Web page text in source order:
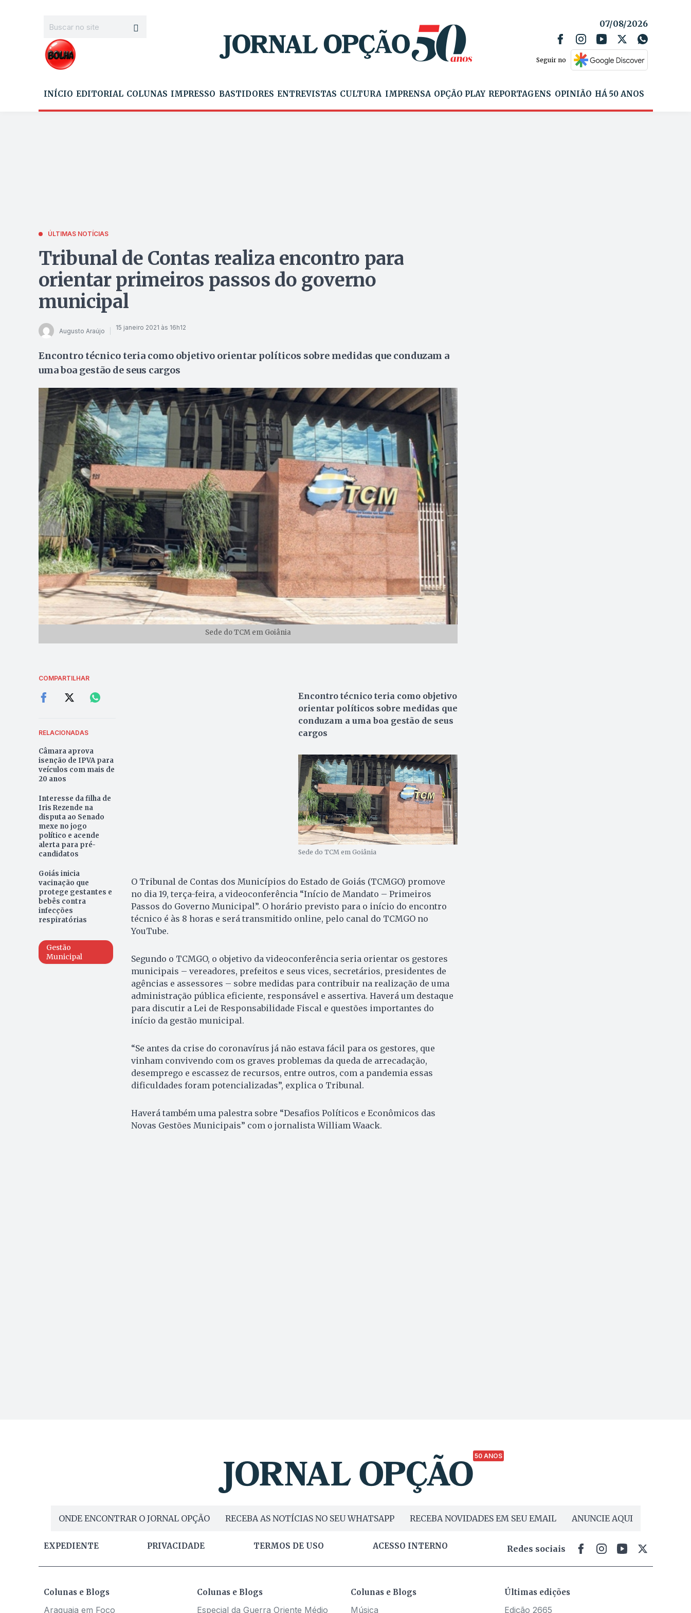
07/08/2026
Seguir no
INÍCIO EDITORIAL COLUNAS IMPRESSO BASTIDORES ENTREVISTAS CULTURA IMPRENSA OPÇÃO PLAY REPORTAGENS OPINIÃO HÁ 50 ANOS
ÚLTIMAS NOTÍCIAS
Tribunal de Contas realiza encontro para
orientar primeiros passos do governo
municipal
Augusto Araújo 15 janeiro 2021 às 16h12
Encontro técnico teria como objetivo orientar políticos sobre medidas que conduzam a
uma boa gestão de seus cargos
Sede do TCM em Goiânia
COMPARTILHAR
RELACIONADAS
Câmara aprova
isenção de IPVA para
veículos com mais de
20 anos
Interesse da filha de
Iris Rezende na
disputa ao Senado
mexe no jogo
político e acende
alerta para pré-
candidatos
Goiás inicia
vacinação que
protege gestantes e
bebês contra
infecções
respiratórias
Gestão
Municipal
Encontro técnico teria como objetivo
orientar políticos sobre medidas que
conduzam a uma boa gestão de seus
cargos
Sede do TCM em Goiânia
O Tribunal de Contas dos Municípios do Estado de Goiás (TCMGO) promove
no dia 19, terça-feira, a videoconferência “Início de Mandato – Primeiros
Passos do Governo Municipal”. O horário previsto para o início do encontro
técnico é às 8 horas e será transmitido online, pelo canal do TCMGO no
YouTube.
Segundo o TCMGO, o objetivo da videoconferência seria orientar os gestores
municipais – vereadores, prefeitos e seus vices, secretários, presidentes de
agências e assessores – sobre medidas para contribuir na realização de uma
administração pública eficiente, responsável e assertiva. Haverá um destaque
para discutir a Lei de Responsabilidade Fiscal e questões importantes do
início da gestão municipal.
“Se antes da crise do coronavírus já não estava fácil para os gestores, que
vinham convivendo com os graves problemas da queda de arrecadação,
desemprego e escassez de recursos, entre outros, com a pandemia essas
dificuldades foram potencializadas”, explica o Tribunal.
Haverá também uma palestra sobre “Desafios Políticos e Econômicos das
Novas Gestões Municipais” com o jornalista William Waack.
50 ANOS
ONDE ENCONTRAR O JORNAL OPÇÃO RECEBA AS NOTÍCIAS NO SEU WHATSAPP RECEBA NOVIDADES EM SEU EMAIL ANUNCIE AQUI
EXPEDIENTE PRIVACIDADE TERMOS DE USO ACESSO INTERNO Redes sociais
Colunas e Blogs
Araguaia em Foco
Colunas e Blogs
Especial da Guerra Oriente Médio
Colunas e Blogs
Música
Últimas edições
Edição 2665